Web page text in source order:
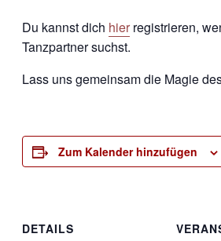
Du kannst dich hier registrieren,
Tanzpartner suchst.
Lass uns gemeinsam die Magie
Zum Kalender hinzufügen
DETAILS